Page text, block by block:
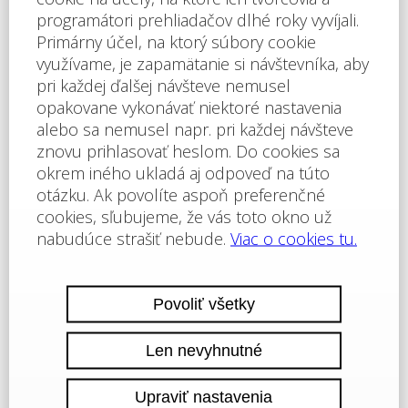
štandardy. Apartmán je vybavený inteligentným
systémom SMART Home, ktorý je možné ovládať
odkiaľkoľvek na svete prostredníctvom hlasových
príkazov Alexa, smartfónu, tabletu alebo priamo na
zariadení. Súčasťou vybavenia sú dve inteligentné
tepelné čerpadlá SAMSUNG na vykurovanie a chladenie,
inteligentné elektrické podlahové vykurovanie SONOFF v
obývacej izbe s kuchyňou a v kúpeľni, inteligentné
zásuvky a vypínače SONOFF, dva veľké SMART
televízory SAMSUNG v obývacej izbe a spálni, Hi-Fi
systém SONOS, inteligentná umývačka riadu BOSCH,
rúra SAMSUNG, indukčná varná doska SAMSUNG, veľká
chladnička s mrazničkou SAMSUNG, inteligentný
robotický vysávač SENCOR s mopovacou funkciou,
teplovzdušná fritéza TEFAL, kávovar De'Longhi,
Sodastream, rýchlovarná kanvica Tefal, hriankovač Tefal